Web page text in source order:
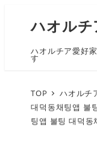
ハオルチ
ハオルチア愛好
す
TOP ハオル
대덕동채팅앱 불
팅앱 불팅 대덕동